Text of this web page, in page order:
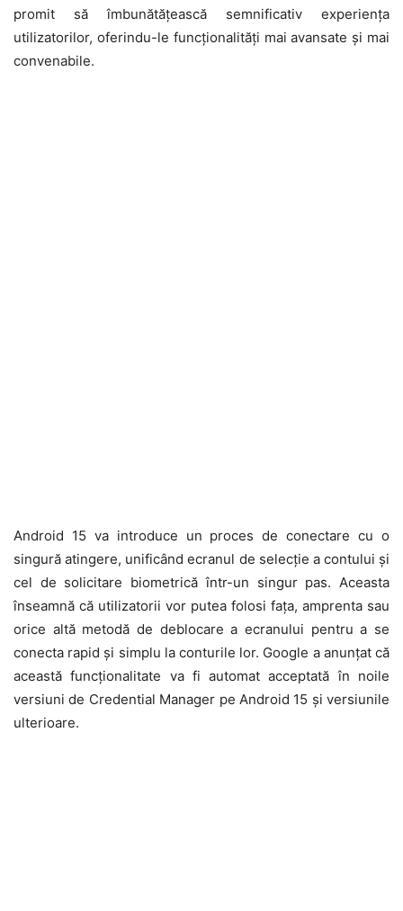
promit să îmbunătățească semnificativ experiența
utilizatorilor, oferindu-le funcționalități mai avansate și mai
convenabile.
Android 15 va introduce un proces de conectare cu o
singură atingere, unificând ecranul de selecție a contului și
cel de solicitare biometrică într-un singur pas. Aceasta
înseamnă că utilizatorii vor putea folosi fața, amprenta sau
orice altă metodă de deblocare a ecranului pentru a se
conecta rapid și simplu la conturile lor. Google a anunțat că
această funcționalitate va fi automat acceptată în noile
versiuni de Credential Manager pe Android 15 și versiunile
ulterioare.